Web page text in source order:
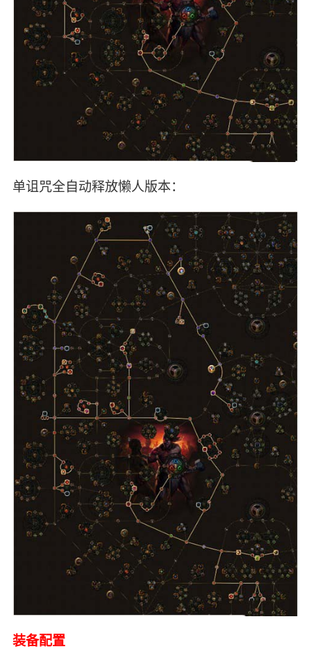
单诅咒全自动释放懒人版本：
装备配置